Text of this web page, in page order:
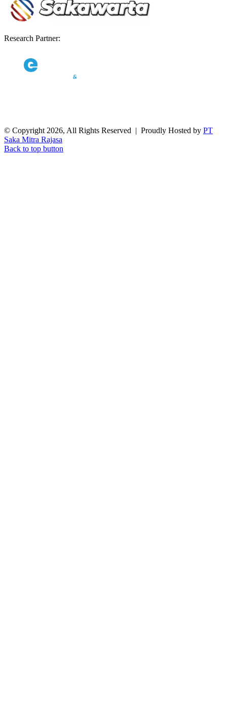
Research Partner:
© Copyright 2026, All Rights Reserved | Proudly Hosted by PT
Saka Mitra Rajasa
Back to top button